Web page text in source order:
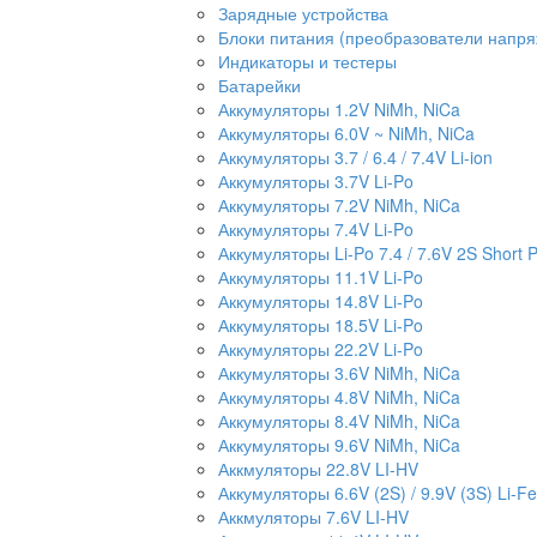
Зарядные устройства
Блоки питания (преобразователи
Индикаторы и тестеры
Батарейки
Аккумуляторы 1.2V NiMh, NiCa
Аккумуляторы 6.0V ~ NiMh, NiCa
Аккумуляторы 3.7 / 6.4 / 7.4V Li-ion
Аккумуляторы 3.7V Li-Po
Аккумуляторы 7.2V NiMh, NiCa
Аккумуляторы 7.4V Li-Po
Аккумуляторы Li-Po 7.4 / 7.6V 2S Short
Аккумуляторы 11.1V Li-Po
Аккумуляторы 14.8V Li-Po
Аккумуляторы 18.5V Li-Po
Аккумуляторы 22.2V Li-Po
Аккумуляторы 3.6V NiMh, NiCa
Аккумуляторы 4.8V NiMh, NiCa
Аккумуляторы 8.4V NiMh, NiCa
Аккумуляторы 9.6V NiMh, NiCa
Аккмуляторы 22.8V LI-HV
Аккумуляторы 6.6V (2S) / 9.9V (3S) Li-Fe
Аккмуляторы 7.6V LI-HV